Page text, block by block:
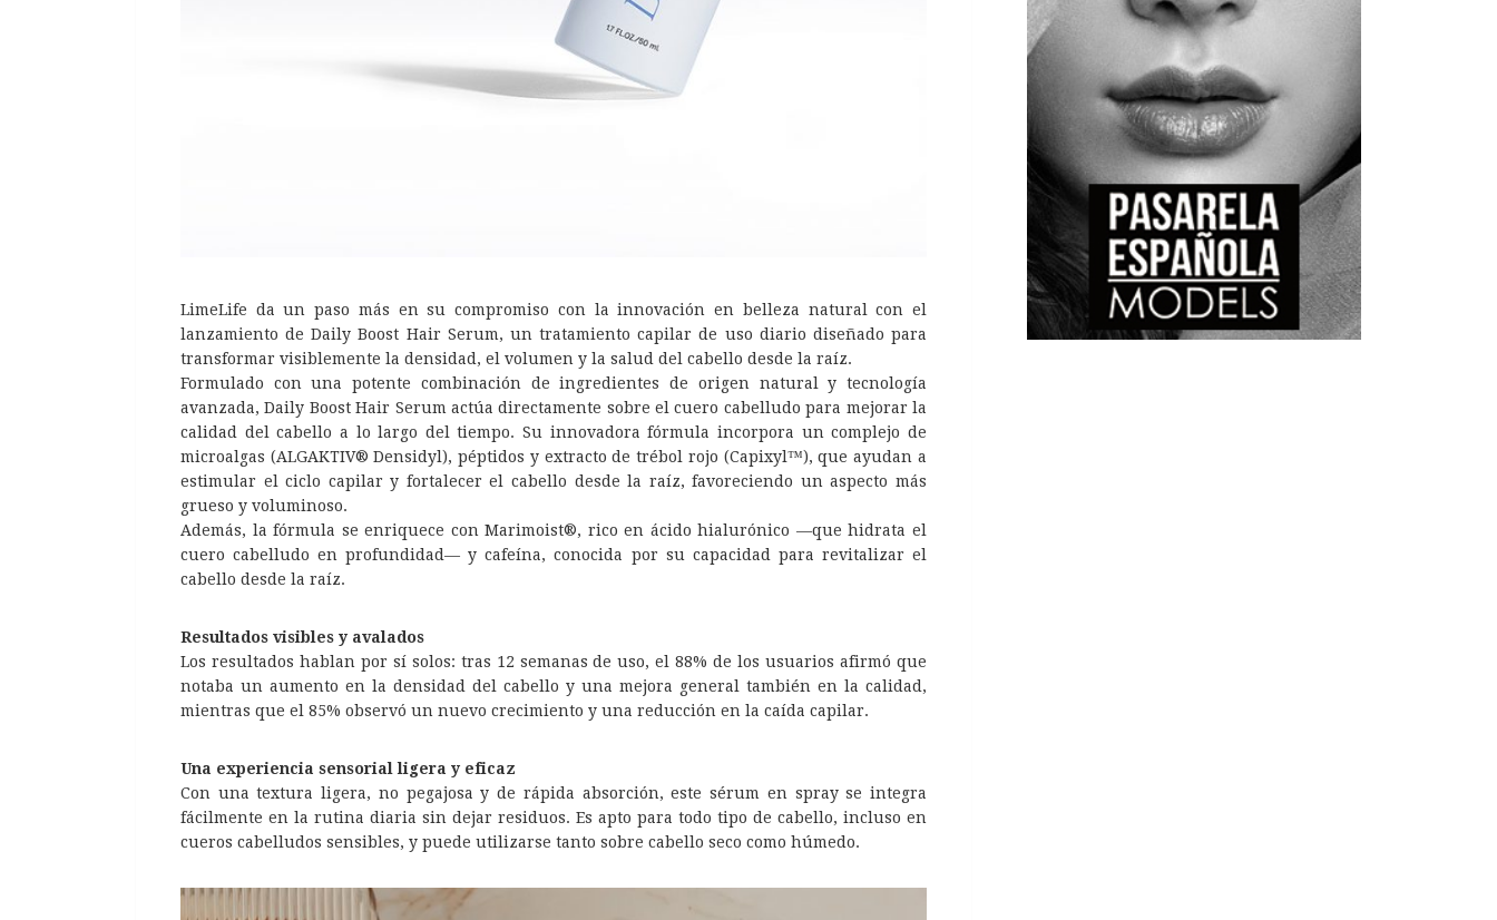
LimeLife da un paso más en su compromiso con la innovación en belleza natural con el
lanzamiento de Daily Boost Hair Serum, un tratamiento capilar de uso diario diseñado para
transformar visiblemente la densidad, el volumen y la salud del cabello desde la raíz.
Formulado con una potente combinación de ingredientes de origen natural y tecnología
avanzada, Daily Boost Hair Serum actúa directamente sobre el cuero cabelludo para mejorar la
calidad del cabello a lo largo del tiempo. Su innovadora fórmula incorpora un complejo de
microalgas (ALGAKTIV® Densidyl), péptidos y extracto de trébol rojo (Capixyl™), que ayudan a
estimular el ciclo capilar y fortalecer el cabello desde la raíz, favoreciendo un aspecto más
grueso y voluminoso.
Además, la fórmula se enriquece con Marimoist®, rico en ácido hialurónico —que hidrata el
cuero cabelludo en profundidad— y cafeína, conocida por su capacidad para revitalizar el
cabello desde la raíz.
Resultados visibles y avalados
Los resultados hablan por sí solos: tras 12 semanas de uso, el 88% de los usuarios afirmó que
notaba un aumento en la densidad del cabello y una mejora general también en la calidad,
mientras que el 85% observó un nuevo crecimiento y una reducción en la caída capilar.
Una experiencia sensorial ligera y eficaz
Con una textura ligera, no pegajosa y de rápida absorción, este sérum en spray se integra
fácilmente en la rutina diaria sin dejar residuos. Es apto para todo tipo de cabello, incluso en
cueros cabelludos sensibles, y puede utilizarse tanto sobre cabello seco como húmedo.